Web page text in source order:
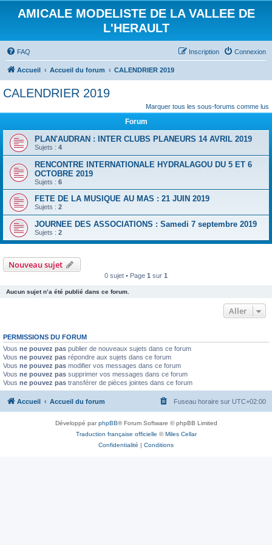
AMICALE MODELISTE DE LA VALLEE DE
L'HERAULT
FAQ Connexion
Inscription
Accueil Accueil du forum CALENDRIER 2019
CALENDRIER 2019
Marquer tous les sous-forums comme lus
Forum
PLAN'AUDRAN : INTER CLUBS PLANEURS 14 AVRIL 2019
Sujets : 4
RENCONTRE INTERNATIONALE HYDRALAGOU DU 5 ET 6
OCTOBRE 2019
Sujets : 6
FETE DE LA MUSIQUE AU MAS : 21 JUIN 2019
Sujets : 2
JOURNEE DES ASSOCIATIONS : Samedi 7 septembre 2019
Sujets : 2
Nouveau sujet
0 sujet • Page 1 sur 1
Aucun sujet n’a été publié dans ce forum.
Aller
PERMISSIONS DU FORUM
Vous ne pouvez pas publier de nouveaux sujets dans ce forum
Vous ne pouvez pas répondre aux sujets dans ce forum
Vous ne pouvez pas modifier vos messages dans ce forum
Vous ne pouvez pas supprimer vos messages dans ce forum
Vous ne pouvez pas transférer de pièces jointes dans ce forum
Accueil Accueil du forum Fuseau horaire sur UTC+02:00
Développé parphpBB® Forum Software © phpBB Limited
Traduction française officielle ©Miles Cellar
Confidentialité | Conditions